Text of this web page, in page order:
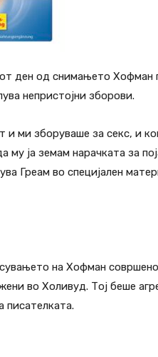
ден од снимањето Хофман
непристојни зборови.
ми зборуваше за секс, и
ја земам нарачката за
Греам во специјален
на Хофман
во Холивуд. Тој беше
писателката.